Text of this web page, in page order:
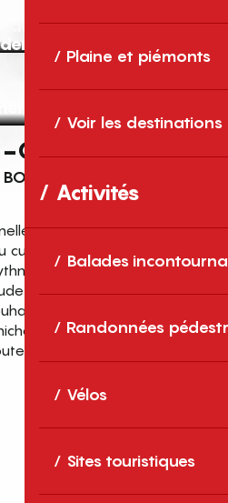
Plaine et piémonts
Voir les destinations
Activités
Balades
Randonnées
Vélos
Sites touristiques
demain et après-
demain
ORIENTALES
TOUTE L’ANNÉE
concerts, expositions,
les Pyrénées-
de grands temps forts
d’événements de
vivre les
des sorties près de
les infos dans notre
et sorties
famille
Pyrénées-Orientales
villages de
espaces naturels, les
sont une destination
des moments en
tout au long...